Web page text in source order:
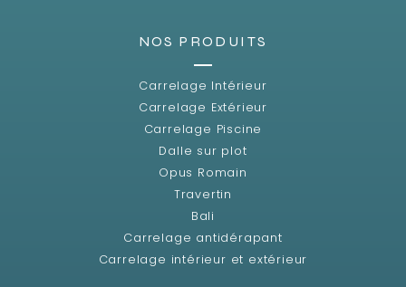
NOS PRODUITS
Carrelage Intérieur
Carrelage Extérieur
Carrelage Piscine
Dalle sur plot
Opus Romain
Travertin
Bali
Carrelage antidérapant
Carrelage intérieur et extérieur